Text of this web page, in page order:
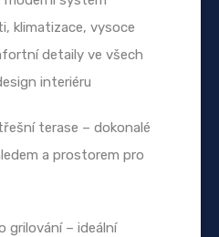
klimatizace, vysoce
detaily ve všech
interiéru
terase – dokonalé
a prostorem pro
grilování – ideální